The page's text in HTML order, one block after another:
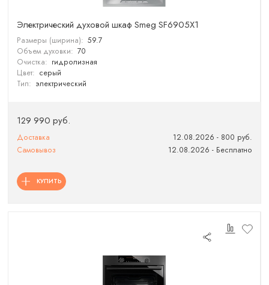
Электрический духовой шкаф Smeg SF6905X1
Размеры (ширина): 59.7
Объем духовки: 70
Очистка: гидролизная
Цвет: серый
Тип: электрический
129 990 руб.
Доставка
12.08.2026 - 800 руб.
Самовывоз
12.08.2026 - Бесплатно
КУПИТЬ